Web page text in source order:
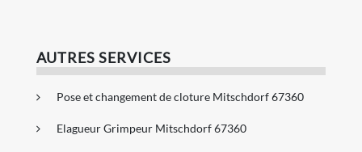
AUTRES SERVICES
Pose et changement de cloture Mitschdorf 67360
Elagueur Grimpeur Mitschdorf 67360